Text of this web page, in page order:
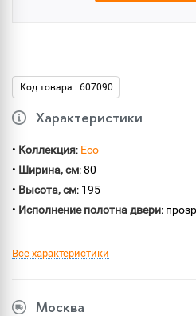
Код товара : 607090
Характеристики
• Коллекция: Eco
• Ширина, см: 80
• Высота, см: 195
• Исполнение полотна двери:
Все характеристики
Москва